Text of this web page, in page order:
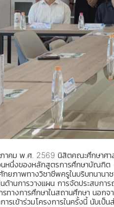
าคม พ.ศ. 2569 นิสิตคณะศึกษาศ
นหนึ่งของหลักสูตรการศึกษาบัณฑิ
ยภาพทางวิชาชีพครูในบริบทนานา
ด้านการวางแผน การจัดประสบก
ทางการศึกษาในสถานศึกษา นอกจ
รเข้าร่วมโครงการในครั้งนี้ นับเ